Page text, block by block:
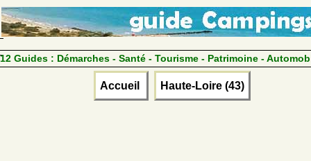
12 Guides : Démarches - Santé - Tourisme - Patrimoine -
Accueil Haute-Loire (43)